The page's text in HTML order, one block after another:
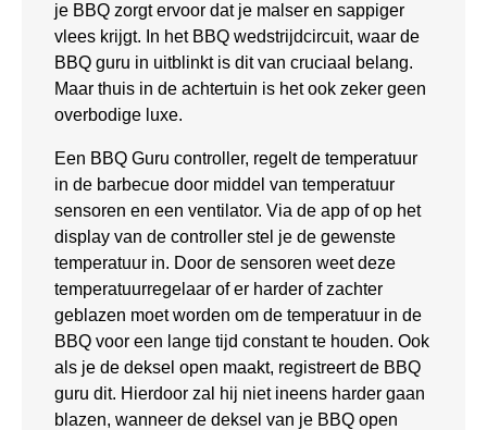
je BBQ zorgt ervoor dat je malser en sappiger
vlees krijgt. In het BBQ wedstrijdcircuit, waar de
BBQ guru in uitblinkt is dit van cruciaal belang.
Maar thuis in de achtertuin is het ook zeker geen
overbodige luxe.
Een BBQ Guru controller, regelt de temperatuur
in de barbecue door middel van temperatuur
sensoren en een ventilator. Via de app of op het
display van de controller stel je de gewenste
temperatuur in. Door de sensoren weet deze
temperatuurregelaar of er harder of zachter
geblazen moet worden om de temperatuur in de
BBQ voor een lange tijd constant te houden. Ook
als je de deksel open maakt, registreert de BBQ
guru dit. Hierdoor zal hij niet ineens harder gaan
blazen, wanneer de deksel van je BBQ open